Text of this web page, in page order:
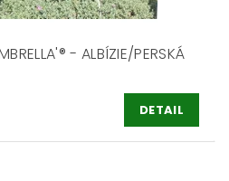
- ALBÍZIE/PERSKÁ
DETAIL